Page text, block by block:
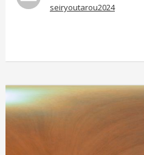
seiryoutarou2024